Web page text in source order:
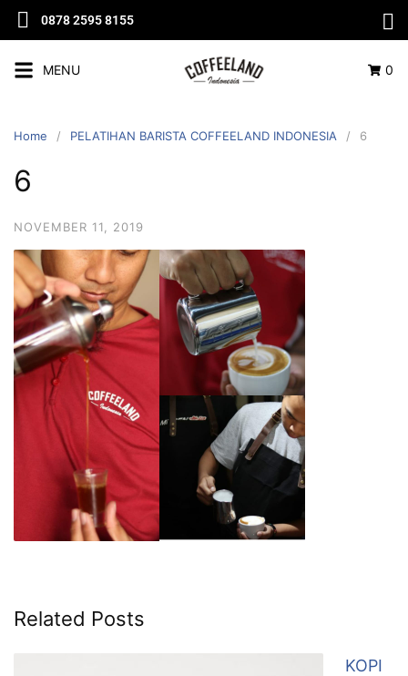
0878 2595 8155
MENU 0
Home PELATIHAN BARISTA COFFEELAND INDONESIA 6
6
NOVEMBER 11, 2019
Related Posts
KOPI